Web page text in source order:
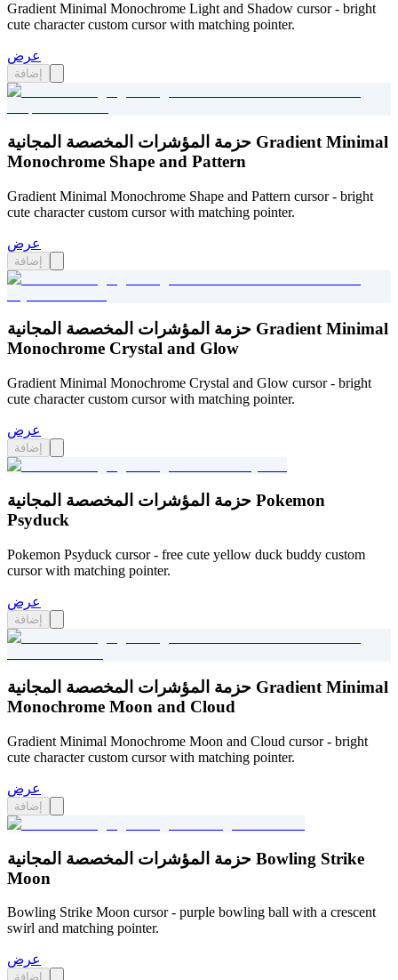
Gradient Minimal Monochrome Light and Shadow cursor - bright
cute character custom cursor with matching pointer.
عرض
إضافة
حزمة المؤشرات المخصصة المجانية Gradient Minimal
Monochrome Shape and Pattern
Gradient Minimal Monochrome Shape and Pattern cursor - bright
cute character custom cursor with matching pointer.
عرض
إضافة
حزمة المؤشرات المخصصة المجانية Gradient Minimal
Monochrome Crystal and Glow
Gradient Minimal Monochrome Crystal and Glow cursor - bright
cute character custom cursor with matching pointer.
عرض
إضافة
حزمة المؤشرات المخصصة المجانية Pokemon
Psyduck
Pokemon Psyduck cursor - free cute yellow duck buddy custom
cursor with matching pointer.
عرض
إضافة
حزمة المؤشرات المخصصة المجانية Gradient Minimal
Monochrome Moon and Cloud
Gradient Minimal Monochrome Moon and Cloud cursor - bright
cute character custom cursor with matching pointer.
عرض
إضافة
حزمة المؤشرات المخصصة المجانية Bowling Strike
Moon
Bowling Strike Moon cursor - purple bowling ball with a crescent
swirl and matching pointer.
عرض
إضافة